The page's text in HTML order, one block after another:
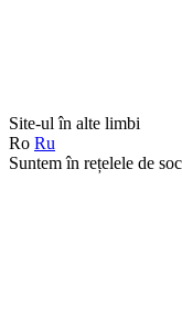
Site-ul în alte limbi
Ro Ru
Suntem în rețelele de